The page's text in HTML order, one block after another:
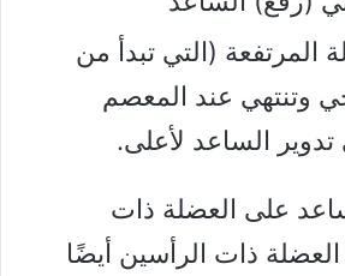
المرتفعة (التي تبدأ من
وتنتهي عند المعصم
الساعد لأعلى.
على العضلة ذات
ذات الرأسين أيضًا